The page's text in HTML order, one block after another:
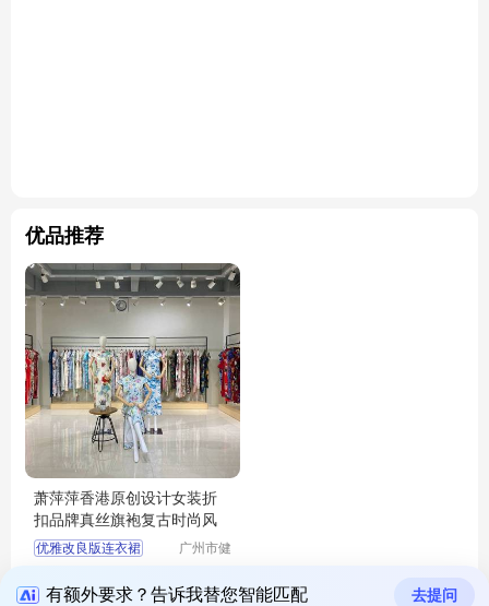
优品推荐
萧萍萍香港原创设计女装折
扣品牌真丝旗袍复古时尚风
优雅改良版连衣裙
香港原创设计师品牌
广州市健
限公司
￥ 86.00 拨打电话
有额外要求？告诉我替您智能匹配 去提问